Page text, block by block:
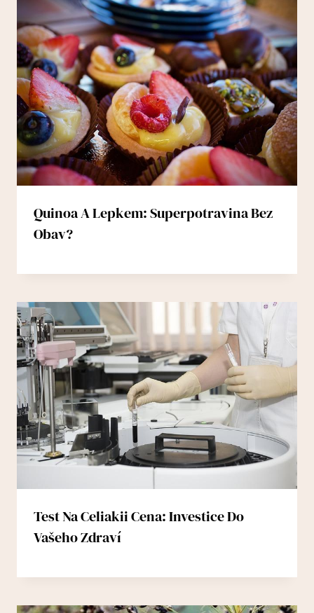
Quinoa A Lepkem: Superpotravina Bez
Obav?
Test Na Celiakii Cena: Investice Do
Vašeho Zdraví